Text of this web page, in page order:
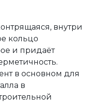
внутри
кольцо
и придаёт
в основном для
в